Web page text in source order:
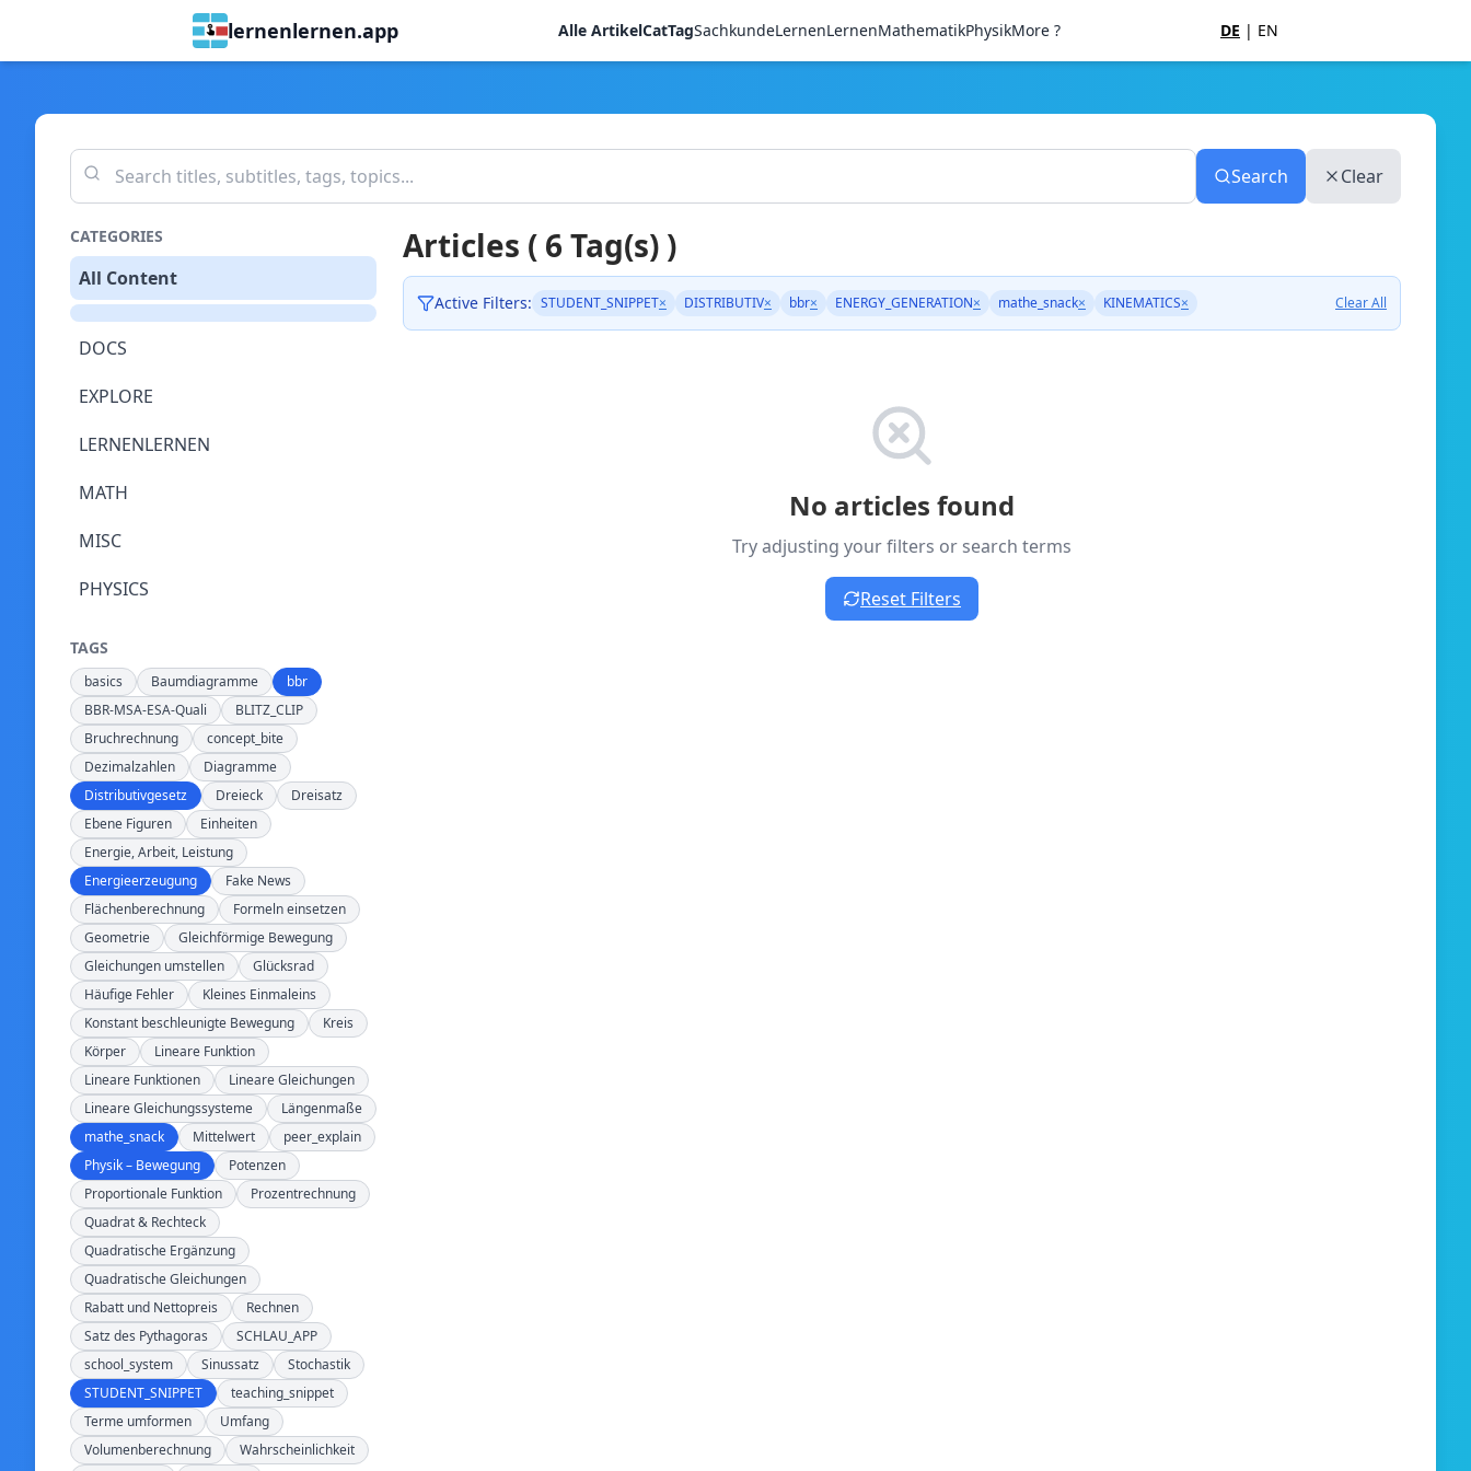
lernenlernen.app Alle ArtikelCatTagSachkundeLernenLernenMathematikPhysikMore ? DE | EN
Search Clear
CATEGORIES
All Content
DOCS
EXPLORE
LERNENLERNEN
MATH
MISC
PHYSICS
TAGS
basics Baumdiagramme
bbr
BBR-MSA-ESA-Quali
BLITZ_CLIP
Bruchrechnung
concept_bite
Dezimalzahlen
Diagramme
Distributivgesetz
Dreieck
Dreisatz
Ebene Figuren
Einheiten
Energie, Arbeit, Leistung
Energieerzeugung
Fake News
Flächenberechnung
Formeln einsetzen
Geometrie
Gleichförmige Bewegung
Gleichungen umstellen
Glücksrad
Häufige Fehler
Kleines Einmaleins
Konstant beschleunigte Bewegung
Kreis
Körper
Lineare Funktion
Lineare Funktionen
Lineare Gleichungen
Lineare Gleichungssysteme
Längenmaße
mathe_snack
Mittelwert
peer_explain
Physik – Bewegung
Potenzen
Proportionale Funktion
Prozentrechnung
Quadrat & Rechteck
Quadratische Ergänzung
Quadratische Gleichungen
Rabatt und Nettopreis
Rechnen
Satz des Pythagoras
SCHLAU_APP
school_system
Sinussatz
Stochastik
STUDENT_SNIPPET
teaching_snippet
Terme umformen
Umfang
Volumenberechnung
Wahrscheinlichkeit
Articles ( 6 Tag(s) )
Active Filters: STUDENT_SNIPPET× DISTRIBUTIV× bbr× ENERGY_GENERATION× mathe_snack× KINEMATICS× Clear All
No articles found
Try adjusting your filters or search terms
Reset Filters